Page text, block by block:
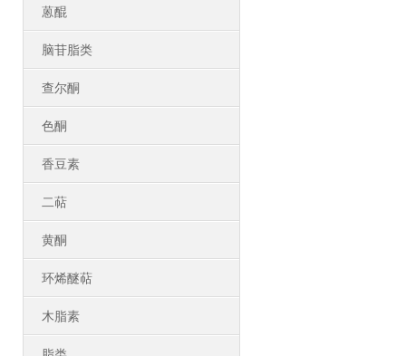
蒽醌
脑苷脂类
查尔酮
色酮
香豆素
二萜
黄酮
环烯醚萜
木脂素